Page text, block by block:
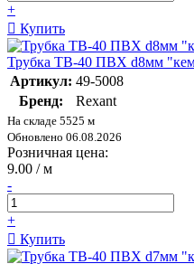
+
Купить
Трубка ТВ-40 ПВХ d8мм
Артикул: 49-5008
Бренд:
Rexant
На складе 5525 м
Обновлено 06.08.2026
Розничная цена:
9.00 / м
-
+
Купить